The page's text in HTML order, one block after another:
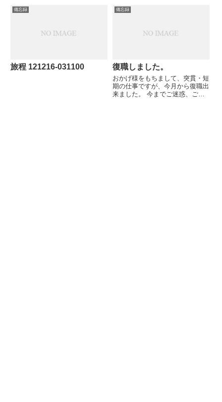
…脆弱な私たち。
まい 中断していた。 （続く）
備忘録
旅程 121216-031100
備忘録
復職しました。
おかげ様をもちまして、突貫・短
期の仕事ですが、今月から復職出
来ました。 今までご迷惑、ご心